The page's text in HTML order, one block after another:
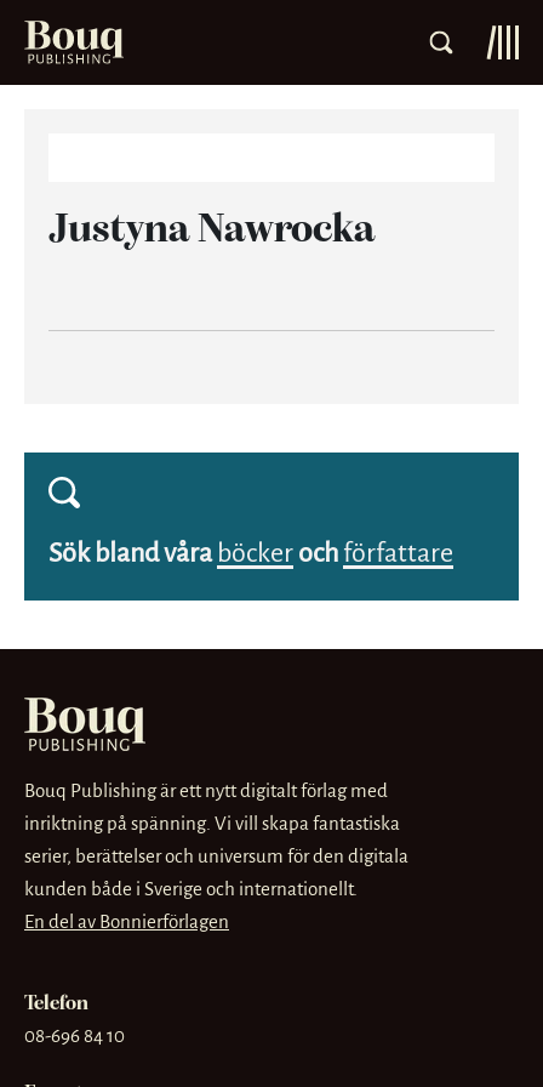
Justyna Nawrocka
Sök bland våra böcker och författare
Bouq Publishing är ett nytt digitalt förlag med
inriktning på spänning. Vi vill skapa fantastiska
serier, berättelser och universum för den digitala
kunden både i Sverige och internationellt.
En del av Bonnierförlagen
Telefon
08-696 84 10